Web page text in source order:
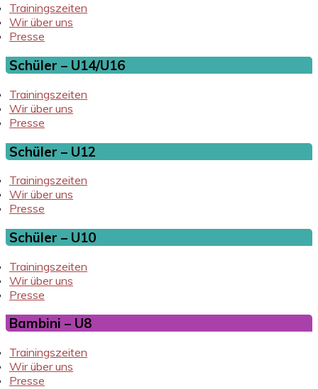
Trainingszeiten
Wir über uns
Presse
Schüler – U14/U16
Trainingszeiten
Wir über uns
Presse
Schüler – U12
Trainingszeiten
Wir über uns
Presse
Schüler – U10
Trainingszeiten
Wir über uns
Presse
Bambini – U8
Trainingszeiten
Wir über uns
Presse